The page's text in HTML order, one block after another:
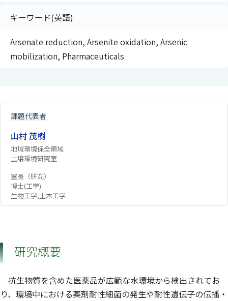
キーワード(英語)
Arsenate reduction, Arsenite oxidation, Arsenic
mobilization, Pharmaceuticals
課題代表者
山村 茂樹
地域環境保全領域
土壌環境研究室
室長（研究）
博士(工学)
生物工学,土木工学
研究概要
抗生物質を含めた医薬品が広範な水環境から検出されてお
り、環境中における薬剤耐性細菌の発生や耐性遺伝子の伝播・